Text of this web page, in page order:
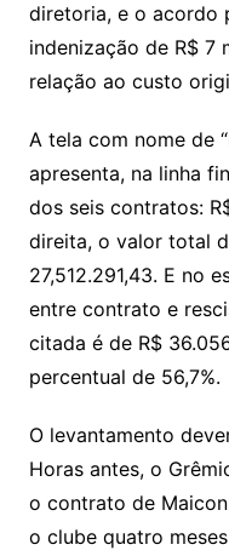
diretoria, e o acordo
indenização de R$ 7
relação ao custo
A tela com nome de
apresenta, na linha
dos seis contratos:
direita, o valor total
27,512.291,43. E no
entre contrato e
citada é de R$
percentual de 56,7%.
O levantamento
Horas antes, o
o contrato de
o clube quatro